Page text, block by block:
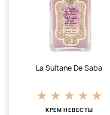
La Sultane De Saba
КРЕМ НЕВЕСТЫ